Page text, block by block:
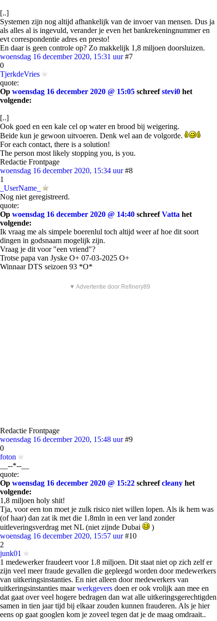
[..]
Systemen zijn nog altijd afhankelijk van de invoer van mensen. Dus ja
als alles al is ingevuld, verander je even het bankrekeningnummer en
evt correspondentie adres en presto!
En daar is geen controle op? Zo makkelijk 1,8 miljoen doorsluizen.
woensdag 16 december 2020, 15:31 uur #7
0
TjerkdeVries
quote:
Op woensdag 16 december 2020 @ 15:05 schreefstevi0 het
volgende:
[..]
Ook goed en een kale cel op water en brood bij weigering.
Beide kun je gewoon uitvoeren. Denk wel aan de volgorde.
For each contact, there is a solution!
The person most likely stopping you, is you.
Redactie Frontpage
woensdag 16 december 2020, 15:34 uur #8
1
_UserName_
Nog niet geregistreerd.
quote:
Op woensdag 16 december 2020 @ 14:40 schreefVatta het
volgende:
Ik vraag me als simpele boerenlul toch altijd weer af hoe dit soort
dingen in godsnaam mogelijk zijn.
Vraag je dit voor "een vriend"?
Trotse papa van Jyske O+ 07-03-2025 O+
Winnaar DTS seizoen 93 *O*
▼ Advertentie door Refinery89
Redactie Frontpage
woensdag 16 december 2020, 15:48 uur #9
0
foton
__--*--__
quote:
Op woensdag 16 december 2020 @ 15:22 schreefcleany het
volgende:
1,8 miljoen holy shit!
Tja, voor een ton moet je zulk risico niet willen lopen. Als ik hem was
(of haar) dan zat ik met die 1.8mln in een ver land zonder
uitleveringsverdrag met NL (niet zijnde Dubai
)
woensdag 16 december 2020, 15:57 uur #10
2
junk01
1 medewerker fraudeert voor 1.8 miljoen. Dit staat niet op zich zelf er
zijn veel meer fraude gevallen die gepleegd worden door medewerkers
van uitkeringsinstanties. En niet alleen door medewerkers van
uitkeringsinstanties maarwerkgevers doen er ook vrolijk aan mee en
dat gaat over veel hogere bedragen dan wat alle uitkeringsgerechtigden
samen in tien jaar tijd bij elkaar zouden kunnen frauderen. Als je hier
eens op gaat googlen kom je zoveel tegen dat je de maag omdraait..